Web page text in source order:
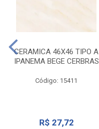
CERAMICA 46X46 TIPO A
IPANEMA BEGE CERBRAS
Código: 15411
R$ 27,72